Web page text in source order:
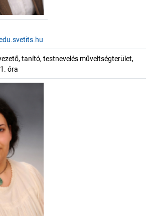
tanító, testnevelés műveltségterület,
óra